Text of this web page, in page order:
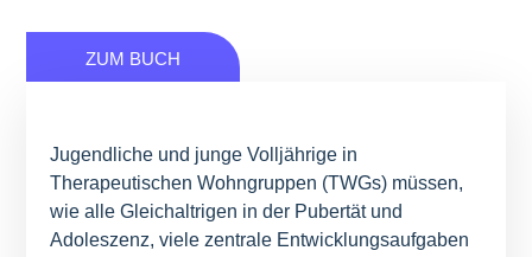
ZUM BUCH
Jugendliche und junge Volljährige in
Therapeutischen Wohngruppen (TWGs) müssen,
wie alle Gleichaltrigen in der Pubertät und
Adoleszenz, viele zentrale Entwicklungsaufgaben